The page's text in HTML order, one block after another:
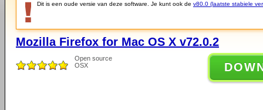
Dit is een oude versie van deze software. Je kunt ook de v80.0 (laatste stabiele
Mozilla Firefox for Mac OS X v72.0.2
Open source
OSX